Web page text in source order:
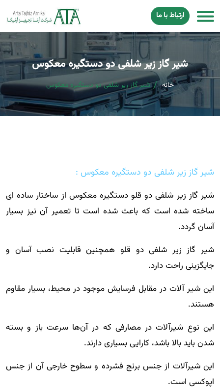
ارتباط با ما
شیر گاز زیر شلفی دو دستگیره معکوس
خانه شیر گاز زیر شلفی دو دستگیره معکوس
شیر گاز زیر شلفی دو دستگیره معکوس :
شیر گاز زیر شلفی دو قلو دستگیره معکوس از ساختار ساده ای
ساخته شده است که باعث شده است تا تعمیر آن نیز بسیار
آسان گردد.
شیر گاز زیر شلفی دو قلو همچنین قابلیت نصب آسان و
جایگزینی راحت دارد.
این شیر آلات در مقابل فرسایش موجود در محیط، بسیار مقاوم
هستند.
این نوع شیرآلات در مصارفی که در آن‌ها سرعت باز و بسته
شدن باید بالا باشد، کارایی بسیاری دارند.
این شیرآلات از جنس برنج فشرده و سطوح خارجی آن از جنس
اپوکسی است.